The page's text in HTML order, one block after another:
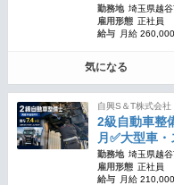
勤務地 埼玉県越
雇用形態 正社員
給与
月給
気になる
自興S＆T株式会社
2級自動車整
月✅大型車
勤務地 埼玉県越
雇用形態 正社員
給与
月給